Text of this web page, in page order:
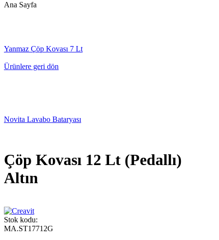
Ana Sayfa
Yanmaz Çöp Kovası 7 Lt
Ürünlere geri dön
Novita Lavabo Bataryası
Çöp Kovası 12 Lt (Pedallı)
Altın
Stok kodu:
MA.ST17712G